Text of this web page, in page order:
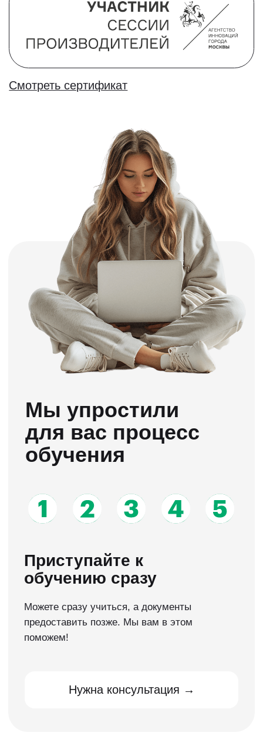
Лучшая гарантия -
честные отзывы
Наша задача подготовить учеников
автошколы к бескомпромиссной сдаче
экзамена с первого раза, успешному